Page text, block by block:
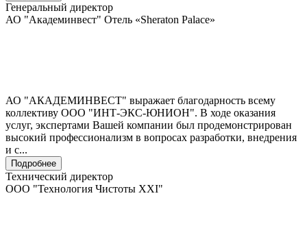
Генеральный директор
АО "Академинвест" Отель «Sheraton Palace»
АО "АКАДЕМИНВЕСТ" выражает благодарность всему
коллективу ООО "ИНТ-ЭКС-ЮНИОН". В ходе оказания
услуг, экспертами Вашей компании был продемонстрирован
высокий профессионализм в вопросах разработки, внедрения
и с...
Подробнее
Технический директор
ООО "Технология Чистоты XXI"